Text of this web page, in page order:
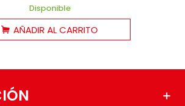
Disponible
AÑADIR AL CARRITO